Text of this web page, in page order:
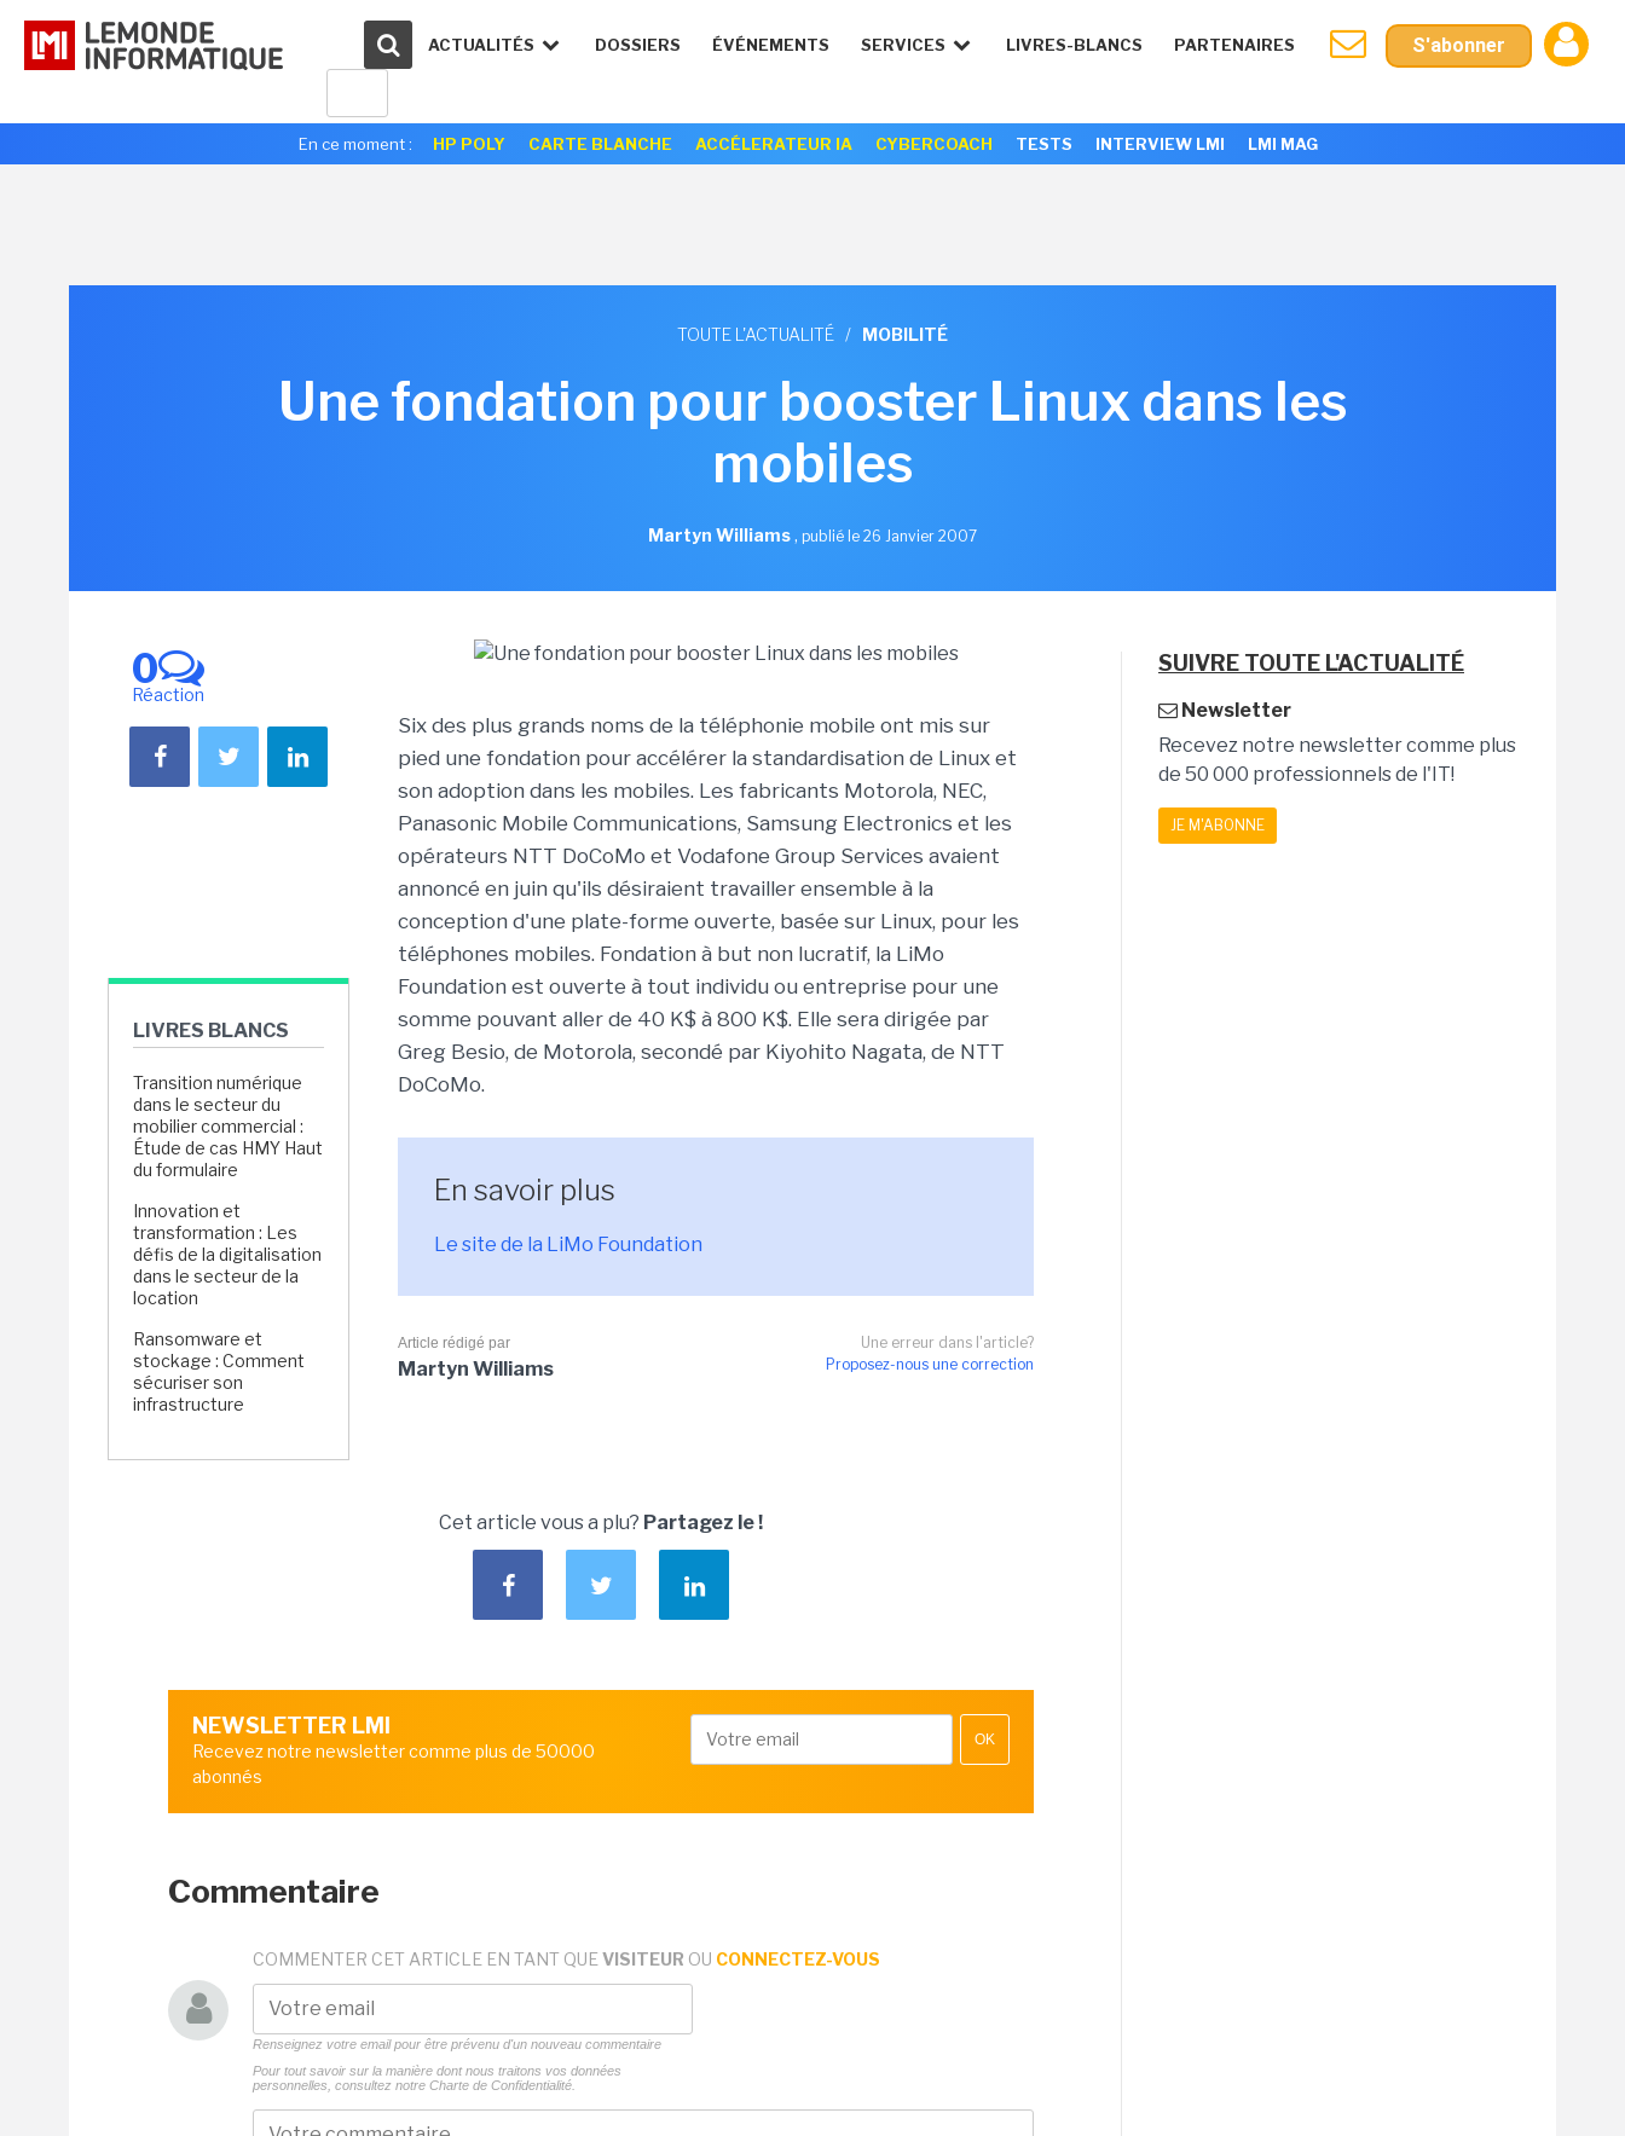
ACTUALITÉS DOSSIERS ÉVÉNEMENTS SERVICES LIVRES-BLANCS PARTENAIRES S'abonner
En ce moment : HP POLY CARTE BLANCHE ACCÉLERATEUR IA CYBERCOACH TESTS INTERVIEW LMI LMI MAG
TOUTE L'ACTUALITÉ / MOBILITÉ
Une fondation pour booster Linux dans les
mobiles
Martyn Williams, publié le 26 Janvier 2007
0
Réaction
LIVRES BLANCS
Transition numérique
dans le secteur du
mobilier commercial :
Étude de cas HMY Haut
du formulaire
Innovation et
transformation : Les
défis de la digitalisation
dans le secteur de la
location
Ransomware et
stockage : Comment
sécuriser son
infrastructure
Six des plus grands noms de la téléphonie mobile ont mis sur
pied une fondation pour accélérer la standardisation de Linux et
son adoption dans les mobiles. Les fabricants Motorola, NEC,
Panasonic Mobile Communications, Samsung Electronics et les
opérateurs NTT DoCoMo et Vodafone Group Services avaient
annoncé en juin qu'ils désiraient travailler ensemble à la
conception d'une plate-forme ouverte, basée sur Linux, pour les
téléphones mobiles. Fondation à but non lucratif, la LiMo
Foundation est ouverte à tout individu ou entreprise pour une
somme pouvant aller de 40 K$ à 800 K$. Elle sera dirigée par
Greg Besio, de Motorola, secondé par Kiyohito Nagata, de NTT
DoCoMo.
En savoir plus
Le site de la LiMo Foundation
Une erreur dans l'article?
Proposez-nous une correction
Article rédigé par
Martyn Williams
Cet article vous a plu? Partagez le !
NEWSLETTER LMI
Recevez notre newsletter comme plus de 50000
abonnés
OK
Commentaire
COMMENTER CET ARTICLE EN TANT QUE VISITEUR OU CONNECTEZ-VOUS
Renseignez votre email pour être prévenu d'un nouveau commentaire
Pour tout savoir sur la manière dont nous traitons vos données
personnelles, consultez notre Charte de Confidentialité.
SUIVRE TOUTE L'ACTUALITÉ
Newsletter
Recevez notre newsletter comme plus
de 50 000 professionnels de l'IT!
JE M'ABONNE